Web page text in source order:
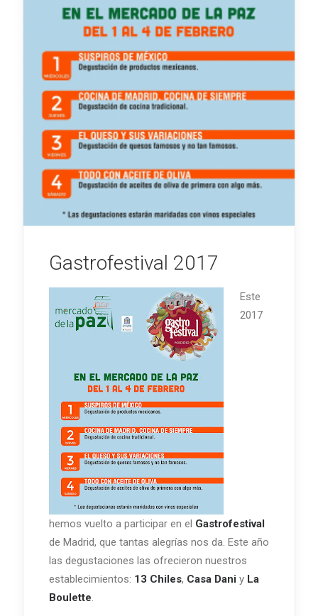
Gastrofestival 2017
Este
2017
hemos vuelto a participar en el Gastrofestival
de Madrid, que tantas alegrías nos da. Este año
las degustaciones las ofrecieron nuestros
establecimientos: 13 Chiles, Casa Dani y La
Boulette.